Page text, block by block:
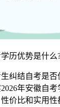
历优势是什么
结自考是否
年安徽自
价比和实用